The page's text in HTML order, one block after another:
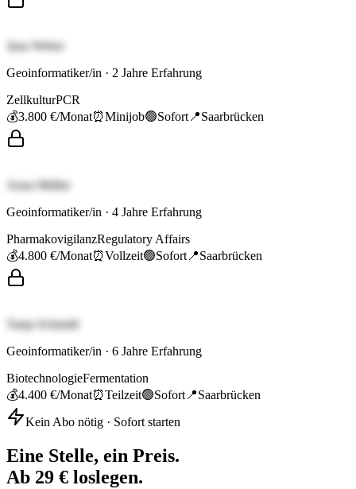
Jana Weber
Geoinformatiker/in · 2 Jahre Erfahrung
ZellkulturPCR
💰3.800 €/Monat⏰Minijob🟢Sofort 📍Saarbrücken
Anna Müller
Geoinformatiker/in · 4 Jahre Erfahrung
PharmakovigilanzRegulatory Affairs
💰4.800 €/Monat⏰Vollzeit🟢Sofort 📍Saarbrücken
Tanja Schmidt
Geoinformatiker/in · 6 Jahre Erfahrung
BiotechnologieFermentation
💰4.400 €/Monat⏰Teilzeit🟢Sofort 📍Saarbrücken
Kein Abo nötig · Sofort starten
Eine Stelle, ein Preis.
Ab 29 € loslegen.